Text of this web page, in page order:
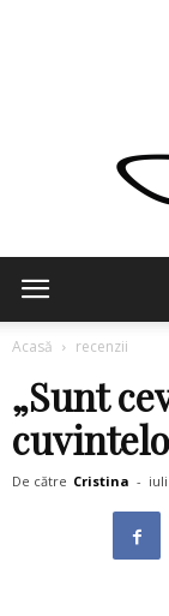
Acasă recenzii
„Sunt
De către Cristina -